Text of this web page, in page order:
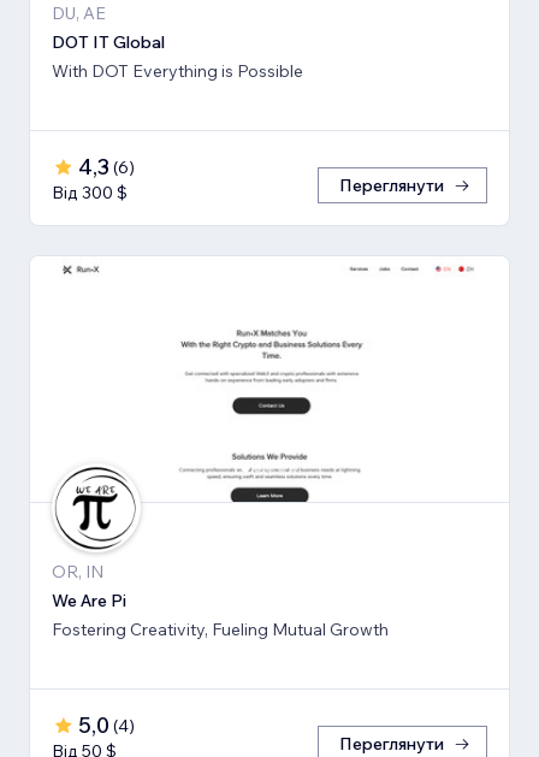
DU, AE
DOT IT Global
With DOT Everything is Possible
4,3 (6)
Від 300 $
Переглянути
OR, IN
We Are Pi
Fostering Creativity, Fueling Mutual Growth
5,0 (4)
Від 50 $
Переглянути